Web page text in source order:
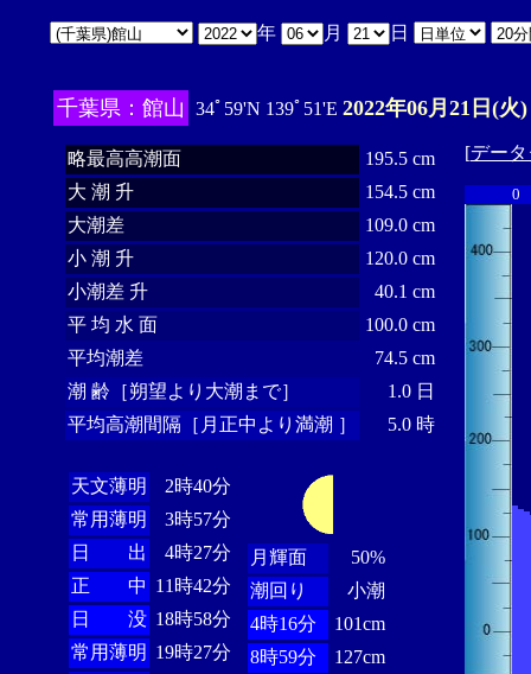
年 月 日
千葉県：館山 34ﾟ59'N 139ﾟ51'E 2022年06月21日(火)
略最高高潮面
195.5 cm
大 潮 升
154.5 cm
大潮差
109.0 cm
小 潮 升
120.0 cm
小潮差 升
40.1 cm
平 均 水 面
100.0 cm
平均潮差
74.5 cm
潮 齢［朔望より大潮まで］
1.0 日
平均高潮間隔［月正中より満潮 ］
5.0 時
天文薄明
2時40分
常用薄明
3時57分
日 出
4時27分
正 中 11時42分
日 没 18時58分
常用薄明 19時27分
月輝面
50%
潮回り
小潮
4時16分
101cm
8時59分
127cm
[デー
0